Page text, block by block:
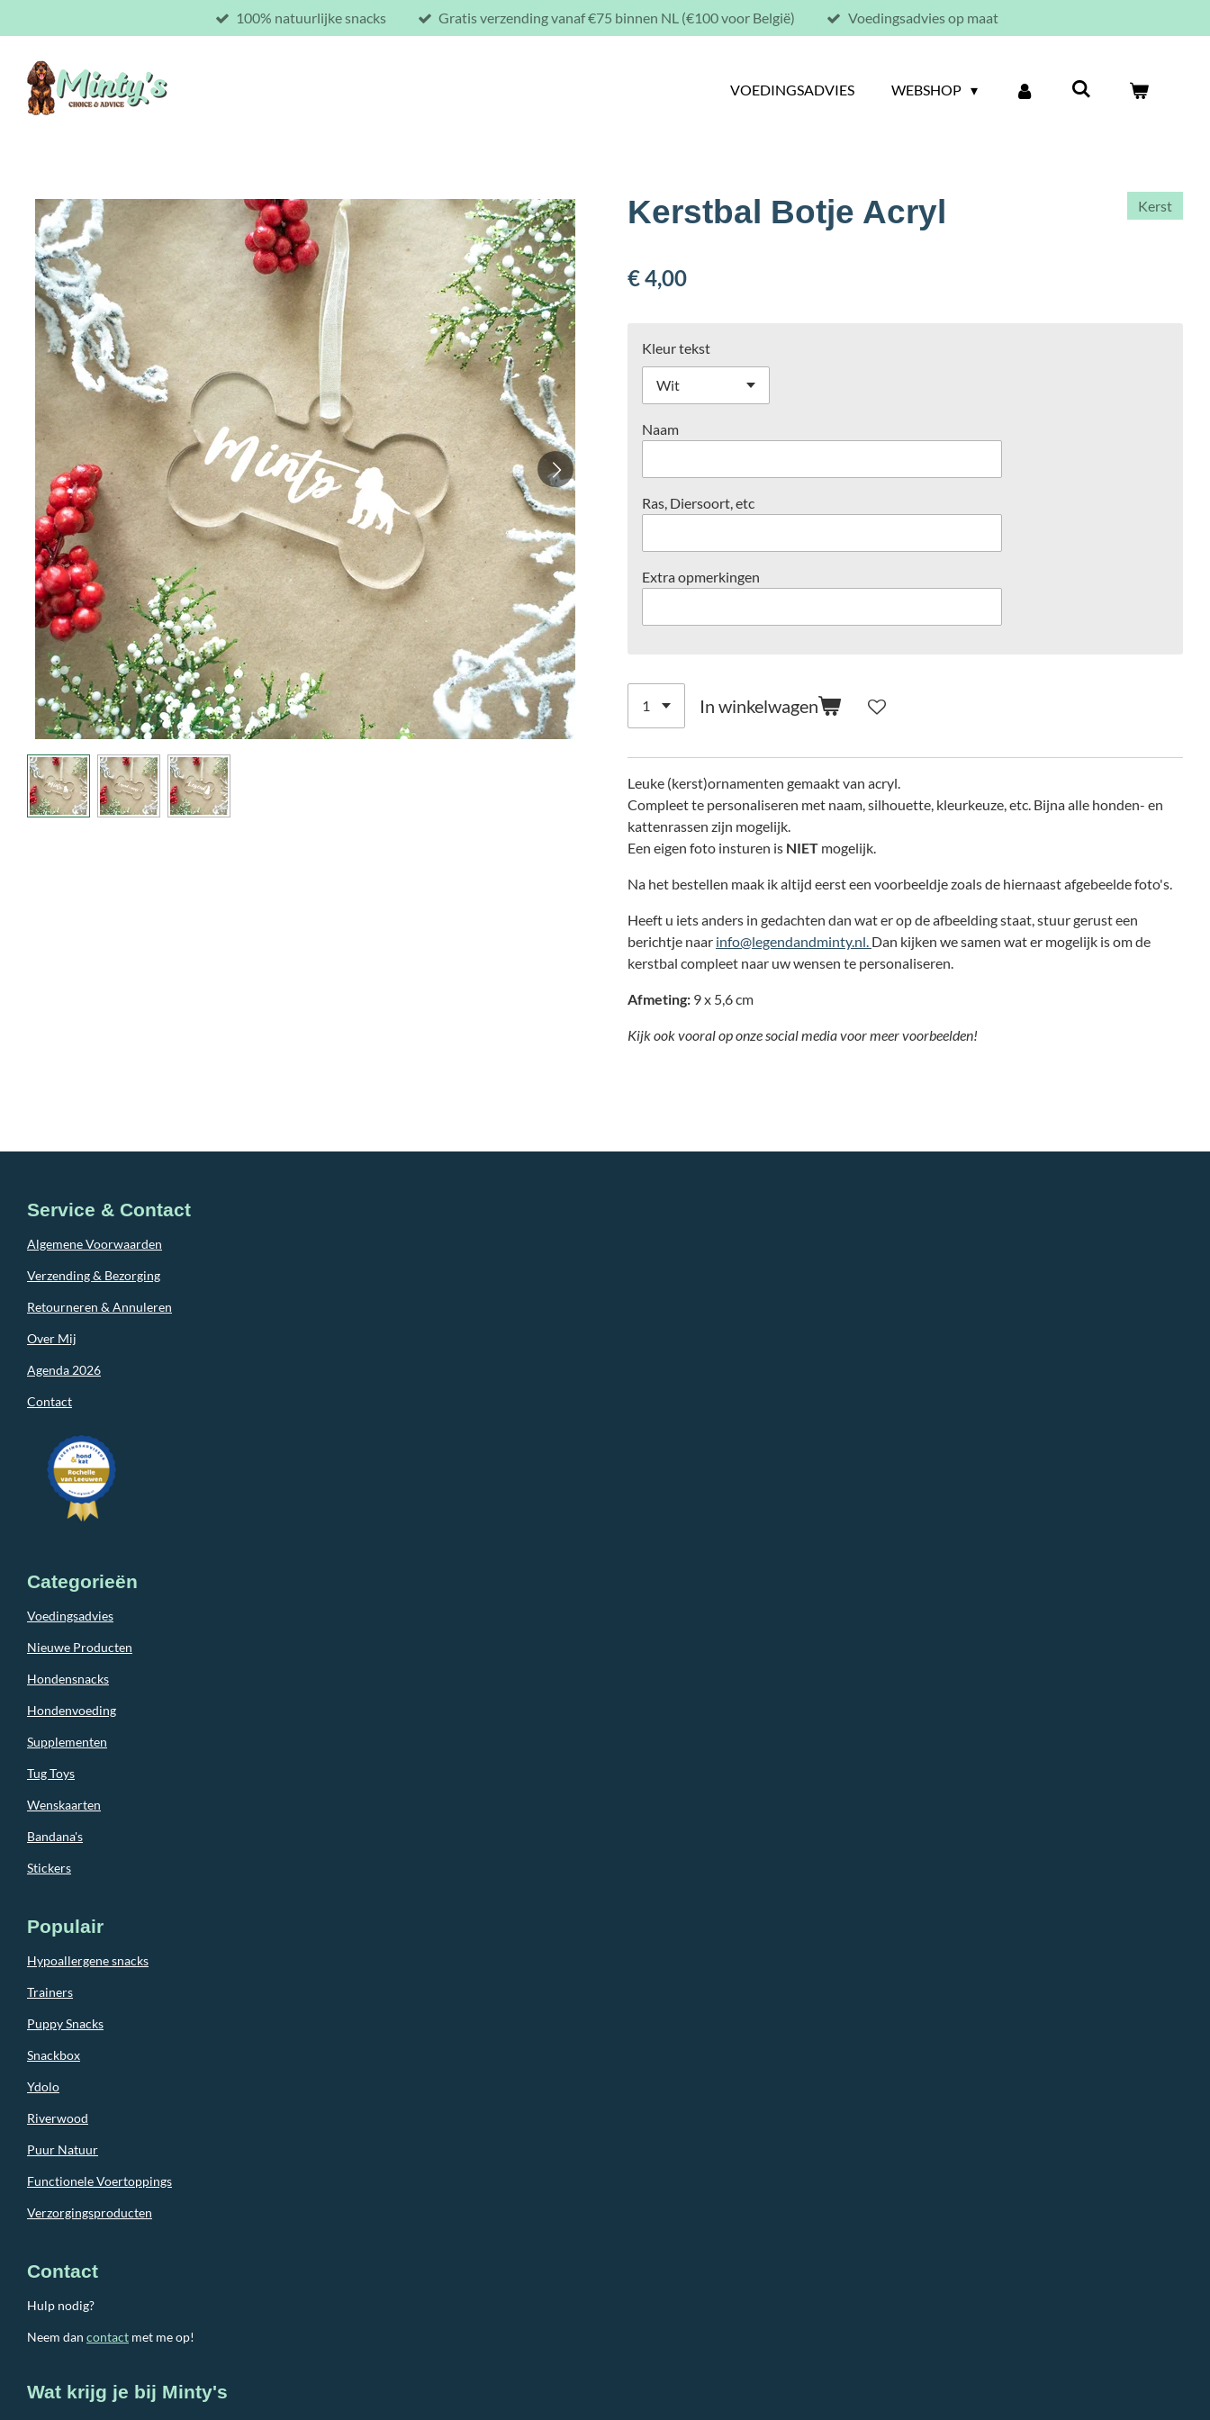
direct
naar
hoofdinhoud
100% natuurlijke snacks Gratis verzending vanaf €75 binnen NL (€100 voor België) Voedingsadvies op maat
VOEDINGSADVIES WEBSHOP
Kerstbal Botje Acryl Kerst
€ 4,00
Kleur tekst
Naam
Ras, Diersoort, etc
Extra opmerkingen
In winkelwagen
Leuke (kerst)ornamenten gemaakt van acryl.
Compleet te personaliseren met naam, silhouette, kleurkeuze, etc. Bijna alle honden- en
kattenrassen zijn mogelijk.
Een eigen foto insturen is NIET mogelijk.
Na het bestellen maak ik altijd eerst een voorbeeldje zoals de hiernaast afgebeelde foto's.
Heeft u iets anders in gedachten dan wat er op de afbeelding staat, stuur gerust een
berichtje naar info@legendandminty.nl. Dan kijken we samen wat er mogelijk is om de
kerstbal compleet naar uw wensen te personaliseren.
Afmeting: 9 x 5,6 cm
Kijk ook vooral op onze social media voor meer voorbeelden!
Service & Contact
Algemene Voorwaarden
Verzending & Bezorging
Retourneren & Annuleren
Over Mij
Agenda 2026
Contact
Categorieën
Voedingsadvies
Nieuwe Producten
Hondensnacks
Hondenvoeding
Supplementen
Tug Toys
Wenskaarten
Bandana's
Stickers
Populair
Hypoallergene snacks
Trainers
Puppy Snacks
Snackbox
Ydolo
Riverwood
Puur Natuur
Functionele Voertoppings
Verzorgingsproducten
Contact
Hulp nodig?
Neem dan contact met me op!
Wat krijg je bij Minty's